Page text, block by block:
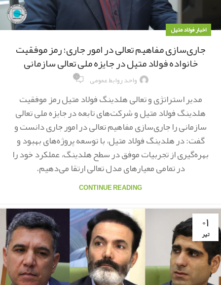
اخبار فولاد متیل
جاری‌سازی مفاهیم تعالی در امور جاری؛ رمز موفقیت‌
خانواده فولاد متیل در جایزه ملی تعالی سازمانی
واحد روابط عمومی ۰
مدیر استراتژی و تعالی هلدینگ فولاد متیل رمز موفقیت
هلدینگ فولاد متیل و شرکت‌های تابعه در جایزه ملی تعالی
سازمانی را جاری‌سازی مفاهیم تعالی در امور جاری دانست و
گفت: در هلدینگ فولاد متیل، با توسعه پروژه‌های بهبود و
بهره‌گیری از تجربیات موفق در سطح هلدینگ، عملکرد خود را
در تمامی معیارهای مدل تعالی ارتقا می‌دهیم.
CONTINUE READING
۰۱
تیر